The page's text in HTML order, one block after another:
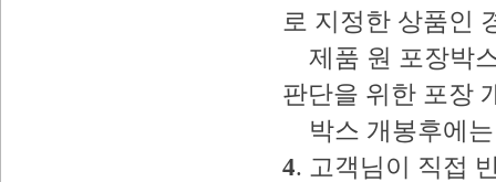
로 지정한 상품인
제품 원 포장박
판단을 위한 포장
박스 개봉후에는
4. 고객님이 직접